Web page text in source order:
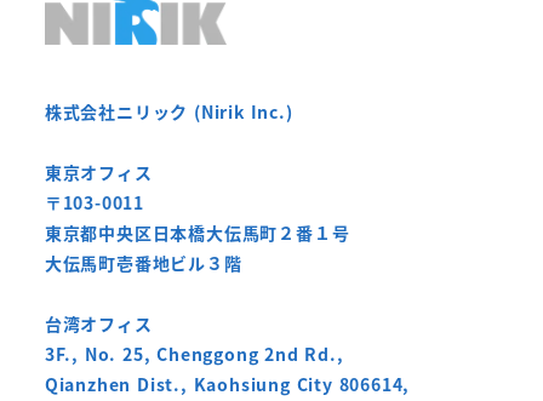
株式会社ニリック (Nirik Inc.)
東京オフィス
〒103-0011
東京都中央区日本橋大伝馬町２番１号
大伝馬町壱番地ビル３階
台湾オフィス
3F., No. 25, Chenggong 2nd Rd.,
Qianzhen Dist., Kaohsiung City 806614,